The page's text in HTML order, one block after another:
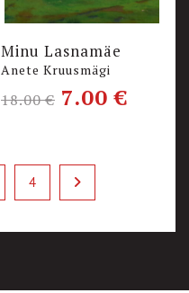
Minu Lasnamäe
Anete Kruusmägi
18.00€ 7.00€
4 